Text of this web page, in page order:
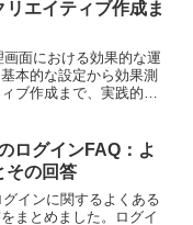
リエイティブ作成ま
面における効果的な運
本的な設定から効果測
ブ作成まで、実践的な
ログインFAQ：よ
その回答
インに関するよくある
まとめました。ログイ